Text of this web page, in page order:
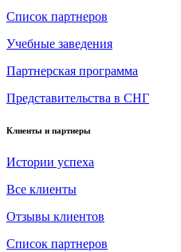
Список партнеров
Учебные заведения
Партнерская программа
Представительства в СНГ
Клиенты и партнеры
Истории успеха
Все клиенты
Отзывы клиентов
Список партнеров